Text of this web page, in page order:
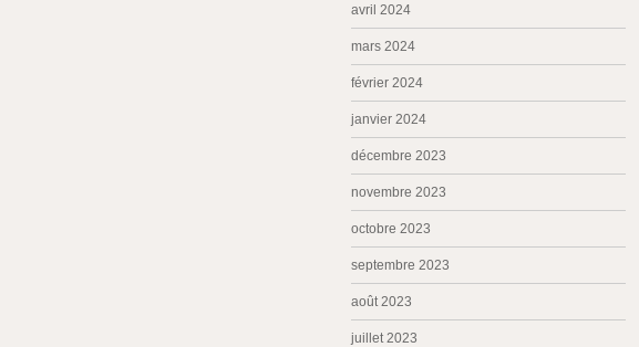
avril 2024
mars 2024
février 2024
janvier 2024
décembre 2023
novembre 2023
octobre 2023
septembre 2023
août 2023
juillet 2023